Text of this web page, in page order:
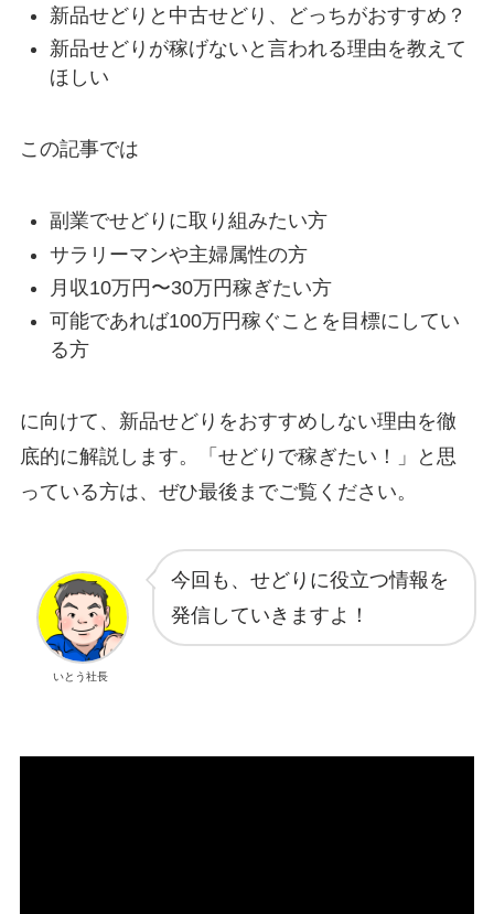
新品せどりと中古せどり、どっちがおすすめ？
新品せどりが稼げないと言われる理由を教えて
ほしい
この記事では
副業でせどりに取り組みたい方
サラリーマンや主婦属性の方
月収10万円〜30万円稼ぎたい方
可能であれば100万円稼ぐことを目標にしてい
る方
に向けて、新品せどりをおすすめしない理由を徹
底的に解説します。「せどりで稼ぎたい！」と思
っている方は、ぜひ最後までご覧ください。
今回も、せどりに役立つ情報を
発信していきますよ！
いとう社長